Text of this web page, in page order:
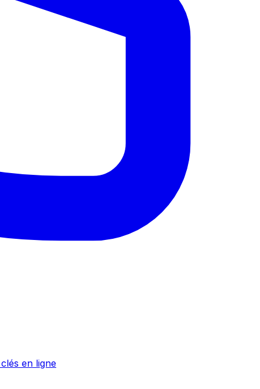
en ligne